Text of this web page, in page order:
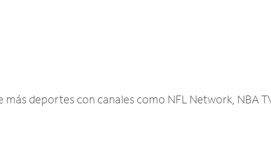
deportes con canales como NFL Network, NBA